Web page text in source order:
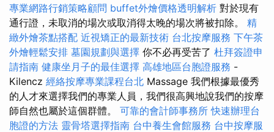
專業網路行銷策略顧問 buffet外燴價格透明解析 對於現有
通行證，未取消的場次或取消得太晚的場次將被扣除。 精
緻外燴茶點搭配 近視矯正的最新技術 台北按摩服務 下午茶
外燴輕鬆安排 墓園規劃與選擇 你不必再受苦了 杜拜簽證申
請指南 健康坐月子的最佳選擇 高雄地區台胞證服務 -
Kilencz 經絡按摩專業課程台北 Massage 我們根據最優秀
的人才來選擇我們的專業人員，我們很高興地說我們的按摩
師自然也屬於這個群體。 可靠的會計師事務所 快速辦理台
胞證的方法 靈骨塔選擇指南 台中養生會館服務 台中按摩服